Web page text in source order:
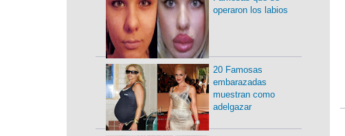
operaron los labios
20 Famosas
embarazadas
muestran como
adelgazar